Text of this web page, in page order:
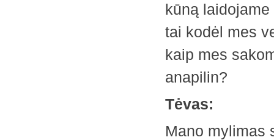
kūną
tai kodėl mes
kaip mes
anapilin?
Tėvas:
Mano mylimas